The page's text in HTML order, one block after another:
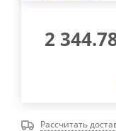
2
Рассчитать